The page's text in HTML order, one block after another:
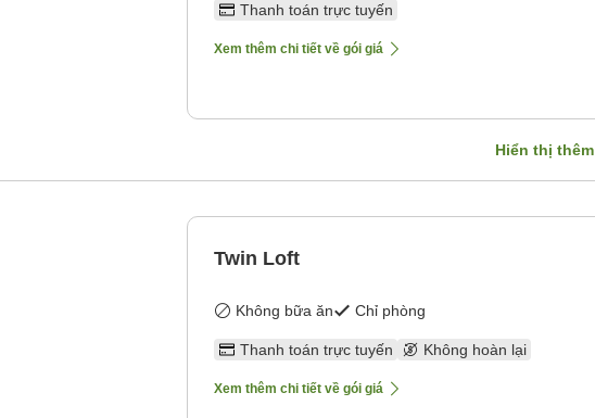
Thanh toán trực tuyến
Xem thêm chi tiết về gói giá
Hiển thị thêm
Twin Loft
Không bữa ăn Chỉ phòng
Thanh toán trực tuyến Không hoàn lại
Xem thêm chi tiết về gói giá